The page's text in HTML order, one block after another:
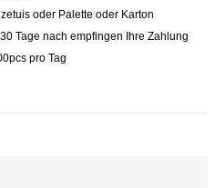
oder Palette oder Karton
Tage nach empfingen Ihre Zahlung
pro Tag